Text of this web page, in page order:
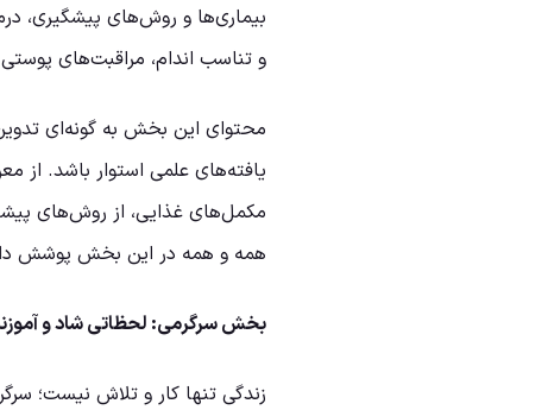
بیماری‌ها و روش‌های پیشگیری،
و تناسب اندام، مراقبت‌های
محتوای این بخش به گونه‌ای
یافته‌های علمی استوار باشد. از
مکمل‌های غذایی، از روش‌های
همه و همه در این بخش پوشش
بخش سرگرمی: لحظاتی شاد و
زندگی تنها کار و تلاش نیست؛